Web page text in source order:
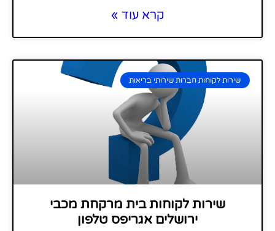
קרא עוד »
שירות לקוחות חברות שירותי בריאות
שירות לקוחות בית מרקחת מכבי
ירושלים אגריפס טלפון